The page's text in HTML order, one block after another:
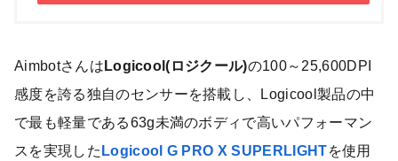
Aimbotさんは Logicool(ロジクール)の100～25,600DPI
感度を誇る独自のセンサーを搭載し、Logicool製品の中
で最も軽量である63g未満のボディで高いパフォーマン
スを実現した Logicool G PRO X SUPERLIGHTを使用